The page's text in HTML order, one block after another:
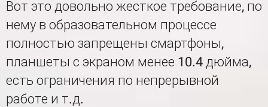
Вот это довольно жесткое требование, по
нему в образовательном процессе
полностью запрещены смартфоны,
планшеты с экраном менее 10.4 дюйма,
есть ограничения по непрерывной
работе и т.д.